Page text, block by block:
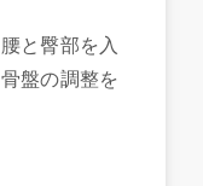
と臀部を入
盤の調整を